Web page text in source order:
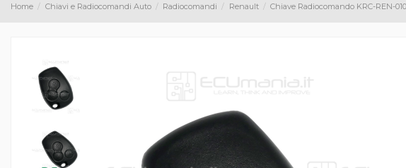
Home Chiavi e Radiocomandi Auto Radiocomandi Renault Chiave Radiocomando KRC-REN-